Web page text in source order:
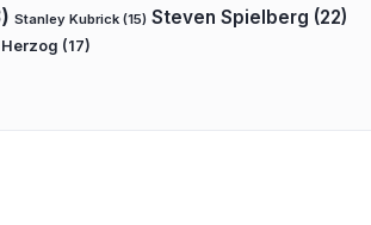
Stanley Kubrick (15) Steven Spielberg (22)
(17)